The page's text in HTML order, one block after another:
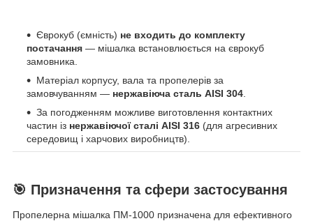
Єврокуб (ємність) не входить до комплекту
постачання — мішалка встановлюється на єврокуб
замовника.
Матеріал корпусу, вала та пропелерів за
замовчуванням — нержавіюча сталь AISI 304.
За погодженням можливе виготовлення контактних
частин із нержавіючої сталі AISI 316 (для агресивних
середовищ і харчових виробництв).
🎯 Призначення та сфери застосування
Пропелерна мішалка ПМ-1000 призначена для ефективного